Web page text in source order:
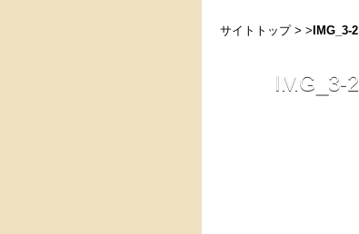
サイトトップ> > IMG_3-2
IMG_3-2